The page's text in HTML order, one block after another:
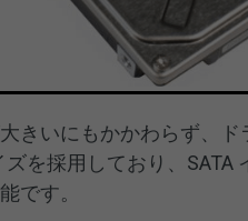
きいにもかかわらず、
を採用しており、
です。